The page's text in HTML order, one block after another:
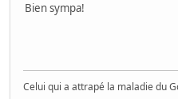
Bien sympa!
Celui qui a attrapé la maladie du